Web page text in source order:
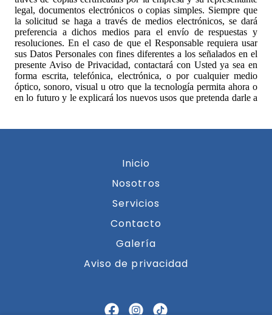
Inicio
Nosotros
Servicios
Contacto
Galería
Aviso de privacidad